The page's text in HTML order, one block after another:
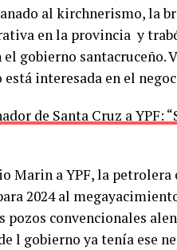
al kirchnerismo, la
en la provincia y
gobierno santacruceño.
está interesada en el
de Santa Cruz a YPF:
Marin a YPF, la
2024 al
pozos convencionales
l gobierno ya tenía ese